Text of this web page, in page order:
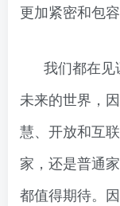
更加紧密和包容
我们都在
未来的世界，
慧、开放和互
家，还是普通
都值得期待。